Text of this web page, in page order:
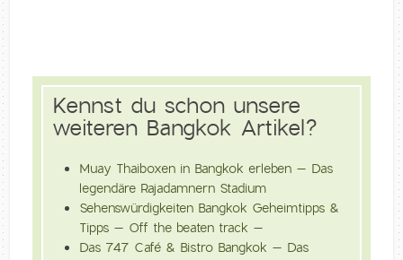
Kennst du schon unsere
weiteren Bangkok Artikel?
Muay Thaiboxen in Bangkok erleben – Das
legendäre Rajadamnern Stadium
Sehenswürdigkeiten Bangkok Geheimtipps &
Tipps – Off the beaten track –
Das 747 Café & Bistro Bangkok – Das